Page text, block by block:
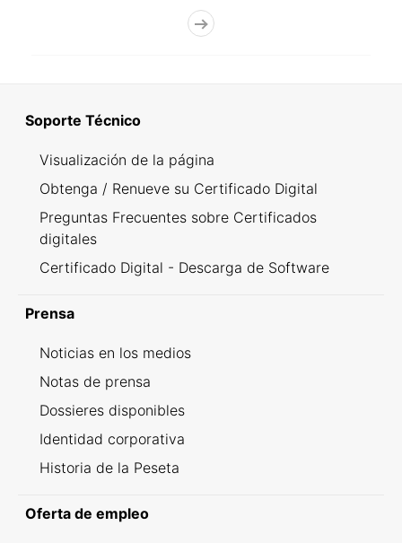
Soporte Técnico
Visualización de la página
Obtenga / Renueve su Certificado Digital
Preguntas Frecuentes sobre Certificados
digitales
Certificado Digital - Descarga de Software
Prensa
Noticias en los medios
Notas de prensa
Dossieres disponibles
Identidad corporativa
Historia de la Peseta
Oferta de empleo